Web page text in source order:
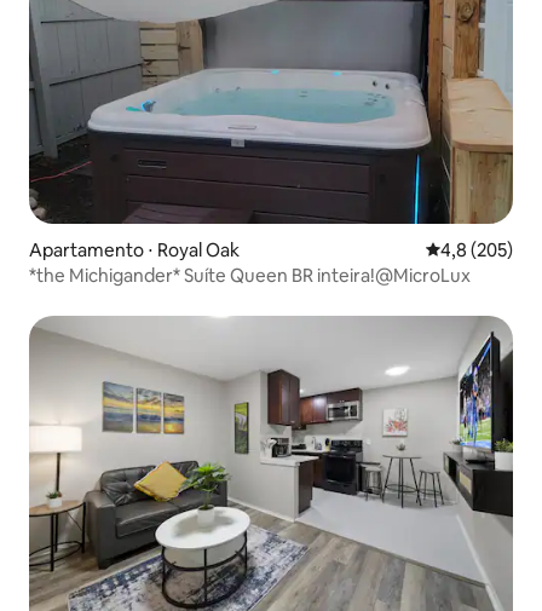
Apartamento ⋅ Royal Oak 4,8 de uma
4,8 (205)
*the Michigander* Suíte Queen BR inteira!@MicroLux